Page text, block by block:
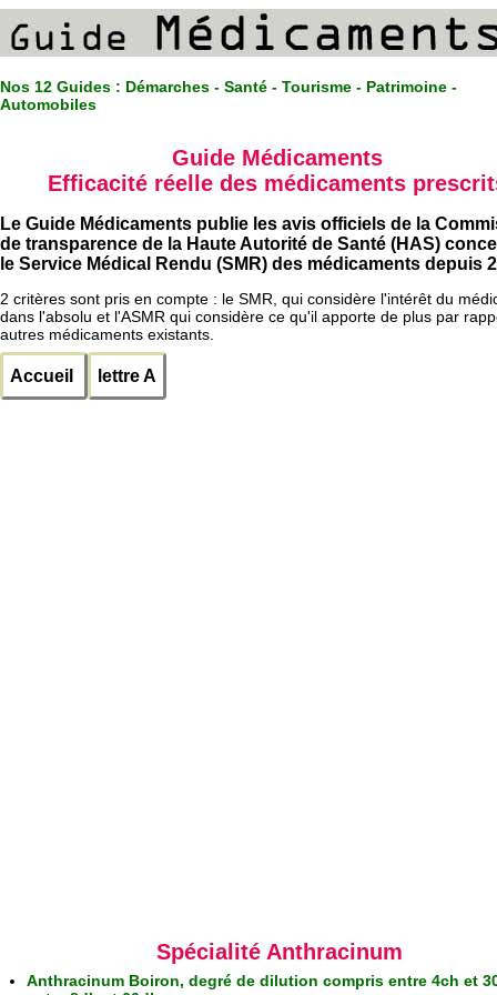
Nos 12 Guides : Démarches - Santé - Tourisme - Patrimoine -
Automobiles
Guide Médicaments
Efficacité réelle des médicaments
Le Guide Médicaments publie les avis officiels de la
de transparence de la Haute Autorité de Santé (HAS)
le Service Médical Rendu (SMR) des médicaments depuis
2 critères sont pris en compte : le SMR, qui considère l'intérêt du
dans l'absolu et l'ASMR qui considère ce qu'il apporte de plus par
autres médicaments existants.
Accueil lettre A
Spécialité Anthracinum
Anthracinum Boiron, degré de dilution compris entre 4ch et